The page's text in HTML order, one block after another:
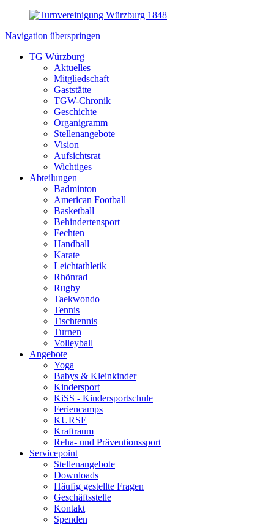
Navigation überspringen
TG Würzburg
Aktuelles
Mitgliedschaft
Gaststätte
TGW-Chronik
Geschichte
Organigramm
Stellenangebote
Vision
Aufsichtsrat
Wichtiges
Abteilungen
Badminton
American Football
Basketball
Behindertensport
Fechten
Handball
Karate
Leichtathletik
Rhönrad
Rugby
Taekwondo
Tennis
Tischtennis
Turnen
Volleyball
Angebote
Yoga
Babys & Kleinkinder
Kindersport
KiSS - Kindersportschule
Feriencamps
KURSE
Kraftraum
Reha- und Präventionssport
Servicepoint
Stellenangebote
Downloads
Häufig gestellte Fragen
Geschäftsstelle
Kontakt
Spenden